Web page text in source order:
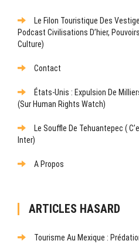
Le Filon Touristique Des
Podcast Civilisations D’hier,
Culture)
Contact
États-Unis : Expulsion De
(sur Human Rights Watch)
Le Souffle De Tehuantepec (
Inter)
A Propos
ARTICLES HASARD
Tourisme Au Mexique :